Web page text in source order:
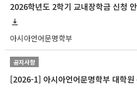
2026학년도 2학기 교내장학금 신청
아시아언어문명학부
공지사항
[2026-1] 아시아언어문명학부 대학원